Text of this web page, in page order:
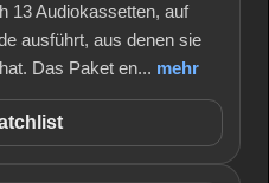
13 Audiokassetten, auf
ausführt, aus denen sie
Das Paket en... mehr